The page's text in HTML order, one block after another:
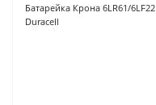
Батарейка Крона 6LR61/6LF22
Duracell